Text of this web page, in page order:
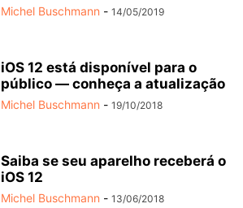
Michel Buschmann - 14/05/2019
iOS 12 está disponível para o
público — conheça a atualização
Michel Buschmann - 19/10/2018
Saiba se seu aparelho receberá o
iOS 12
Michel Buschmann - 13/06/2018